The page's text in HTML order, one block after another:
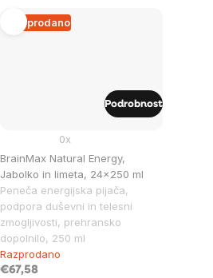
Razprodano
BrainMax Natural Energy,
Jabolko in limeta, 24x250 ml
Peneča energijska pijača,
podpora duševni in telesni
zmogljivosti, prehransko
dopolnilo, 250 ml
0x
Razprodano
€67,58
Podrobnost